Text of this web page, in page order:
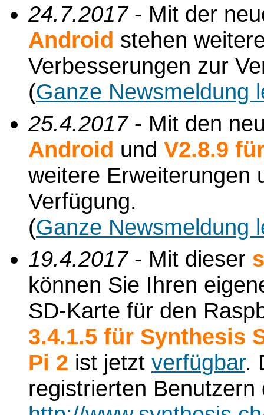
24.7.2017- Mit der
Android stehen
Verbesserungen zur
(Ganze Newsmeldung
25.4.2017- Mit den
Android und V2.8.9
weitere Erweiterungen
Verfügung.
(Ganze Newsmeldung
19.4.2017- Mit dieser
können Sie Ihren
SD-Karte für den
3.4.1.5 für Synthesis
Pi 2 ist jetzt verfügbar.
registrierten